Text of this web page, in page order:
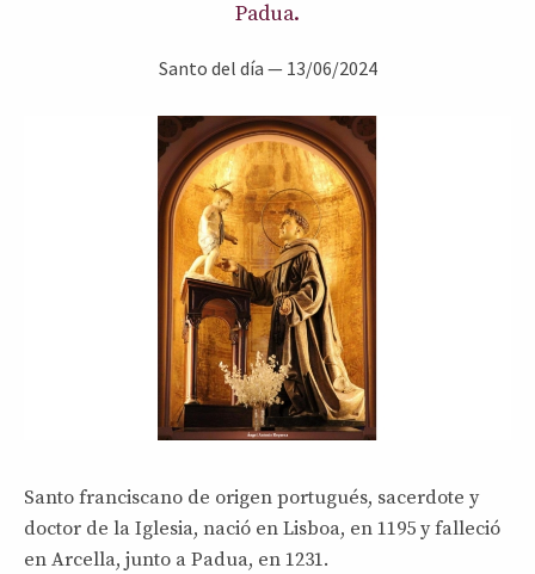
Padua.
Santo del día — 13/06/2024
Santo franciscano de origen portugués, sacerdote y
doctor de la Iglesia, nació en Lisboa, en 1195 y falleció
en Arcella, junto a Padua, en 1231.